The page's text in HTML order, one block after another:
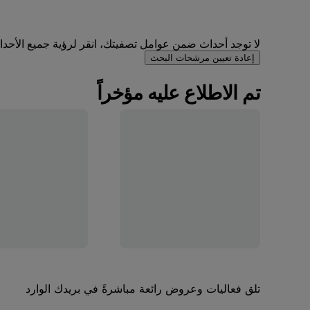
لا توجد أحداث ضمن عوامل تصفيتك، انقر لرؤية جميع
إعادة تعيين مرشحات البحث
تم الاطلاع عليه مؤخراً
تلق فعاليات وعروض رائعة مباشرةً في بريدك الوارد